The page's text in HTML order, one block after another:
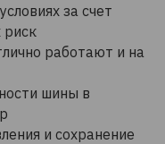
за счет
риск
работают и на
шины в
и сохранение